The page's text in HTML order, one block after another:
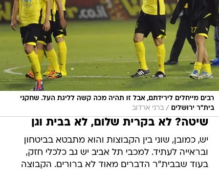
רבים מייחלים לירידתם, אבל זו תהיה מכה קשה לליגת העל. שחקני
בית"ר ירושלים
/ ברני ארדוב
שיטה? לא בקרית שלום, לא בבית וגן
יש, כמובן, שוני בין הקבוצות והוא מתבטא בביטחון
ובראייה לעתיד. למכבי תל אביב יש גב כלכלי חזק,
בעוד שבבית"ר הדברים מאוד לא ברורים. הקבוצה